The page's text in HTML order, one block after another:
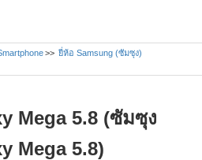
ยี่ห้อ Samsung (ซัมซุง)
Mega 5.8 (ซัมซุง
Mega 5.8)